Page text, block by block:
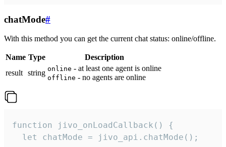
chatMode#
With this method you can get the current chat status: online/offline.
Name Type
Description
result string online - at least one agent is online
offline - no agents are online
function jivo_onLoadCallback() {
  let chatMode = jivo_api.chatMode();